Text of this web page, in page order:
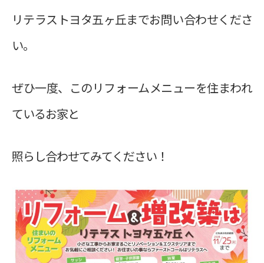
リテラストヨタ五ヶ丘までお問い合わせくださ
い。
ぜひ一度、このリフォームメニューを住まわれ
ているお家と
照らし合わせてみてください！